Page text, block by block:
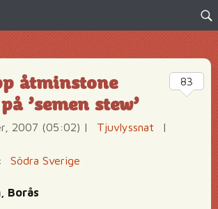
Sök
åtminstone
’semen stew’
2007 (05:02) | Tjuvlyssnat
|
Södra Sverige
Borås
83